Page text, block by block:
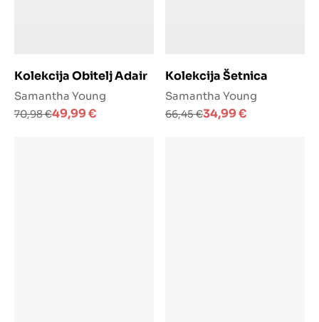
Kolekcija Obitelj Adair
Samantha Young
70,98€
Izvorna49,99€
Trenutna
Dodaj u košaricu
Kolekcija Šetnica
Samantha Young
66,45€
Izvorna34,99€
Trenutna